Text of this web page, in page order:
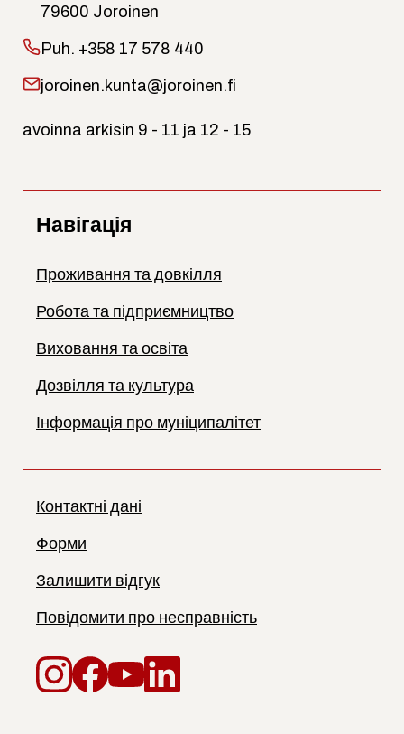
79600 Joroinen
Puh. +358 17 578 440
joroinen.kunta@joroinen.fi
avoinna arkisin 9 - 11 ja 12 - 15
Навігація
Проживання та довкілля
Робота та підприємництво
Виховання та освіта
Дозвілля та культура
Інформація про муніципалітет
Контактні дані
Форми
Залишити відгук
Повідомити про несправність
Instagram
Facebook
YouTube
LinkedIn